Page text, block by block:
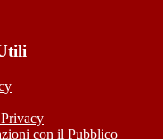
con il Pubblico